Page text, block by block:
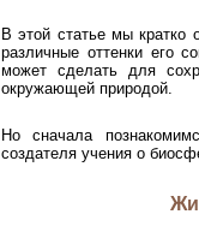
В этой статье мы кратко
различные оттенки его
может сделать для
окружающей природой.
Но сначала
создателя учения о